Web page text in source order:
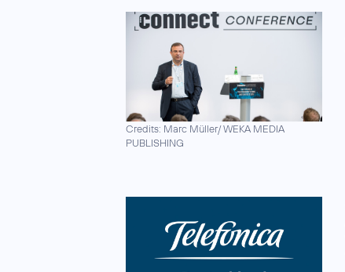
Credits: Marc Müller/ WEKA MEDIA
PUBLISHING